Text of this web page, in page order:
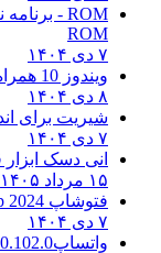
ROM - برنامه نرو | ابزار رایت حرفه ای و
ROM
ویندوز 10 همراه آپدیت 10 22H2
شیریت برای اندروید
انی دسک ابزار
فتوشاپ CC 20252024
واتساپ